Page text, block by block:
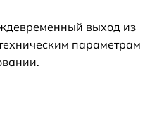
выход из
параметрам